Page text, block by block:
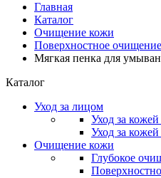
Главная
Каталог
Очищение кожи
Поверхностное
Мягкая пенка для
Каталог
Уход за лицом
Уход за кожей
Уход за
Очищение кожи
Глубокое